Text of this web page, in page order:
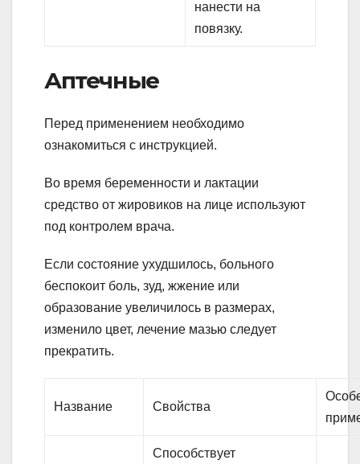
нанести на
повязку.
Аптечные
Перед применением необходимо
ознакомиться с инструкцией.
Во время беременности и лактации
средство от жировиков на лице используют
под контролем врача.
Если состояние ухудшилось, больного
беспокоит боль, зуд, жжение или
образование увеличилось в размерах,
изменило цвет, лечение мазью следует
прекратить.
Название Свойства
Способствует